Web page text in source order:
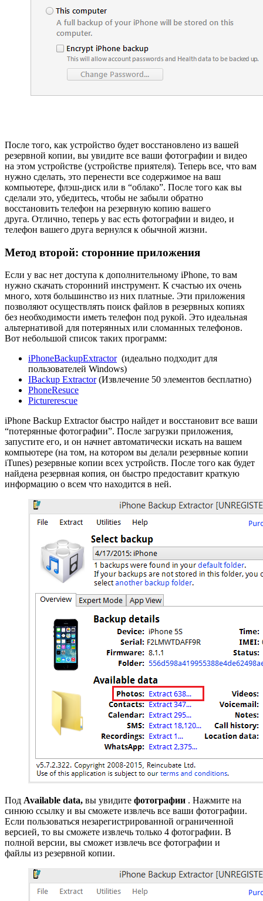
После того, как устройство будет восстановлено из вашей
резервной копии, вы увидите все ваши фотографии и видео
на этом устройстве (устройстве приятеля). Теперь все, что вам
нужно сделать, это перенести все содержимое на ваш
компьютере, флэш-диск или в “облако”. После того как вы
сделали это, убедитесь, чтобы не забыли обратно
восстановить телефон на резервную копию вашего
друга. Отлично, теперь у вас есть фотографии и видео, и
телефон вашего друга вернулся к обычной жизни.
Метод второй: сторонние приложения
Если у вас нет доступа к дополнительному iPhone, то вам
нужно скачать сторонний инструмент. К счастью их очень
много, хотя большинство из них платные. Эти приложения
позволяют осуществлять поиск файлов в резервных копиях
без необходимости иметь телефон под рукой. Это идеальная
альтернативой для потерянных или сломанных телефонов.
Вот небольшой список таких программ:
iPhoneBackupExtractor(идеально подходит для
пользователей Windows)
IBackup Extractor(Извлечение 50 элементов бесплатно)
PhoneResuce
Picturerescue
iPhone Backup Extractor быстро найдет и восстановит все ваши
“потерянные фотографии”. После загрузки приложения,
запустите его, и он начнет автоматически искать на вашем
компьютере (на том, на котором вы делали резервные копии
iTunes) резервные копии всех устройств. После того как будет
найдена резервная копия, он быстро предоставит краткую
информацию о всем что находится в ней.
Под Available data, вы увидите фотографии . Нажмите на
синюю ссылку и вы сможете извлечь все ваши фотографии.
Если пользоваться незарегистрированной ограниченной
версией, то вы сможете извлечь только 4 фотографии. В
полной версии, вы сможет извлечь все фотографии и
файлы из резервной копии.